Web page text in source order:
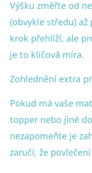
Výšku změřte od
(obvykle středu)
krok přehlíží, ale
je to klíčová míra.
Zohlednění extra
Pokud má vaše
topper nebo jiné
nezapomeňte je
zaručí, že